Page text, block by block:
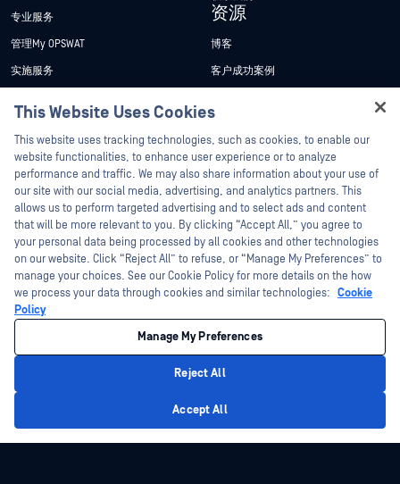
专业服务
管理My OPSWAT
实施服务
培训
漏洞计划
合作伙伴
认证
技术合作伙伴
渠道合作伙伴计划
资源
博客
客户成功案例
网络研讨会
产品型录
白皮书
免费工具
©2026OPSWAT . 保留所有权利。OPSWAT、MetaDefender、Metascan、
MetaAccess、OPSWAT 、"不信任文件，不信任设备"、"OPSWAT "、"保护全球关
键基础设施"、"Deep CDR™技术"、"InQuest"、"InQuest标
法律声明
This Website Uses Cookies
This website uses tracking technologies, such as cookies, to enable our
website functionalities, to enhance user experience or to analyze
performance and traffic. We may also share information about your use of
our site with our social media, advertising, and analytics partners. This
allows us to perform targeted advertising and to select ads and content
that will be more relevant to you. By clicking “Accept All,” you agree to
your personal data being processed by all cookies and other technologies
on our website. Click “Reject All” to refuse, or “Manage My Preferences” to
manage your choices. See our Cookie Policy for more details on the how
we process your data through cookies and similar technologies: Cookie
Policy
Manage My Preferences
Reject All
Accept All
Hey there!
I'm Ozzy, your OPSWAT virtual assistant.
How can I help you secure what's critical
today?